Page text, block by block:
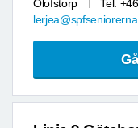
Olofstorp
Tel: